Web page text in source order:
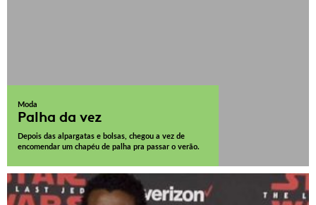
Moda
Palha da vez
Depois das alpargatas e bolsas, chegou a vez de
encomendar um chapéu de palha pra passar o verão.